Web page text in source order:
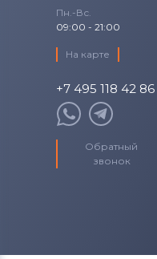
Пн.-Вс.
09:00 - 21:00
На карте
+7 495 118 42 86
Обратный
звонок